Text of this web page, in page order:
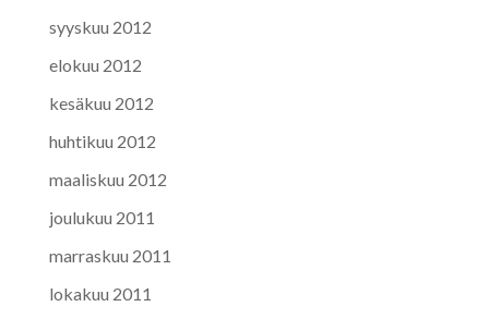
syyskuu 2012
elokuu 2012
kesäkuu 2012
huhtikuu 2012
maaliskuu 2012
joulukuu 2011
marraskuu 2011
lokakuu 2011